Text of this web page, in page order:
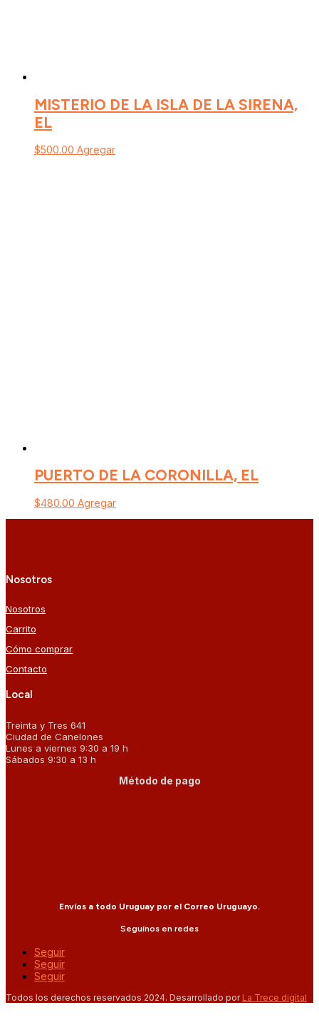
MISTERIO DE LA ISLA DE LA SIRENA,
EL
$500.00 Agregar
PUERTO DE LA CORONILLA, EL
$480.00 Agregar
Nosotros
Nosotros
Carrito
Cómo comprar
Contacto
Local
Treinta y Tres 641
Ciudad de Canelones
Lunes a viernes 9:30 a 19 h
Sábados 9:30 a 13 h
Método de pago
Envíos a todo Uruguay por el Correo Uruguayo.
Seguínos en redes
Seguir
Seguir
Seguir
Todos los derechos reservados 2024. Desarrollado por La Trece digital